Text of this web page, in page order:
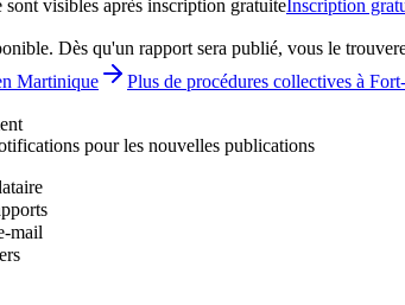
visibles après inscription gratuiteInscription
Dès qu'un rapport sera publié, vous le
Martinique
Plus de procédures collectives à
pour les nouvelles publications
mail